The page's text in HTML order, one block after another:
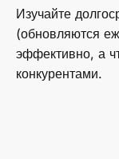
Изучайте
(обновляются
эффективно, а
конкурентами.